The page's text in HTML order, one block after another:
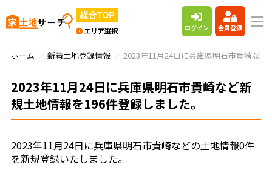
ログイン 会員登録
ホーム 新着土地登録情報 2023年11月24日に兵庫県明石市貴崎な
2023年11月24日に兵庫県明石市貴崎など新
規土地情報を196件登録しました。
2023年11月24日に兵庫県明石市貴崎などの土地情報0件
を新規登録いたしました。